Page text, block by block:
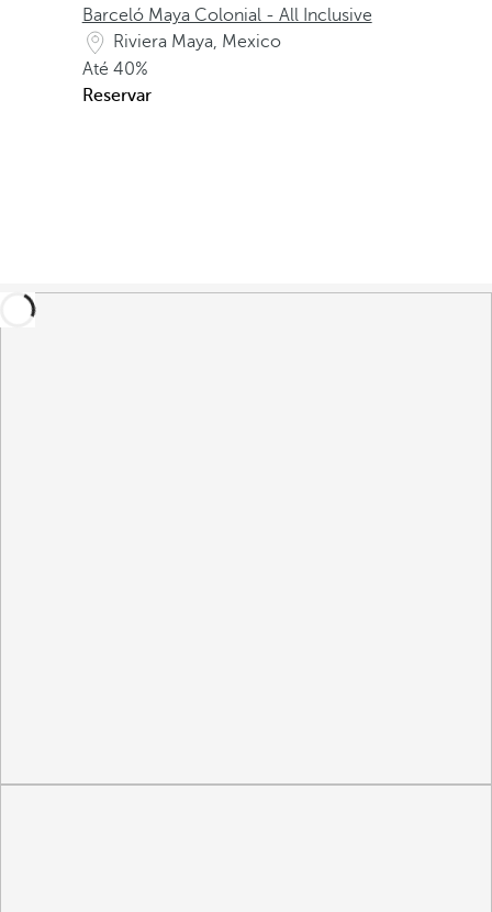
Barceló Maya Colonial - All Inclusive
Riviera Maya, Mexico
Até 40%
Reservar